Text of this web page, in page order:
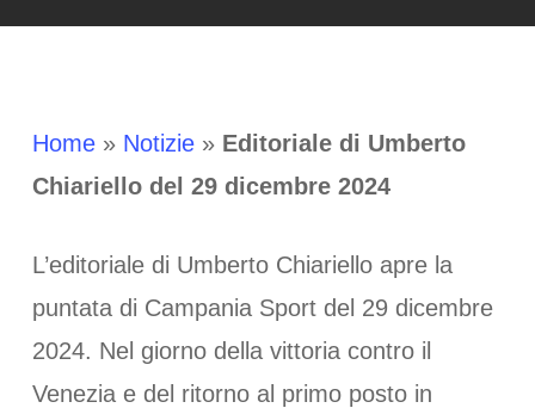
Home» Notizie» Editoriale di Umberto
Chiariello del 29 dicembre 2024
L’editoriale di Umberto Chiariello apre la
puntata di Campania Sport del 29 dicembre
2024. Nel giorno della vittoria contro il
Venezia e del ritorno al primo posto in